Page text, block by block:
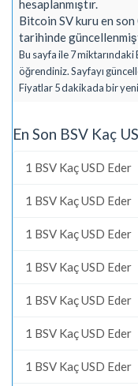
hesaplanmıştır.
Bitcoin SV kuru en
tarihinde
Bu sayfa ile 7
öğrendiniz. Sayfayı
Fiyatlar 5 dakikada bir
En Son BSV Kaç
1 BSV Kaç USD Eder
1 BSV Kaç USD Eder
1 BSV Kaç USD Eder
1 BSV Kaç USD Eder
1 BSV Kaç USD Eder
1 BSV Kaç USD Eder
1 BSV Kaç USD Eder